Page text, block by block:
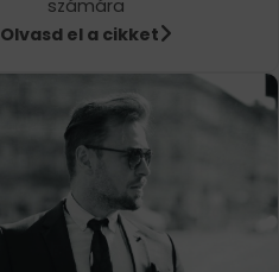
számára
Olvasd el a cikket